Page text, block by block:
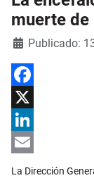
muerte de
Detalles
Publicado:
Facebook
X
LinkedIn
Email
La Dirección